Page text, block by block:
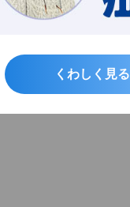
くわしく見る
くわしく見る